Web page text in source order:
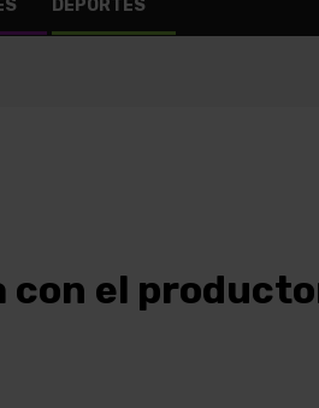
DEPORTES
con el